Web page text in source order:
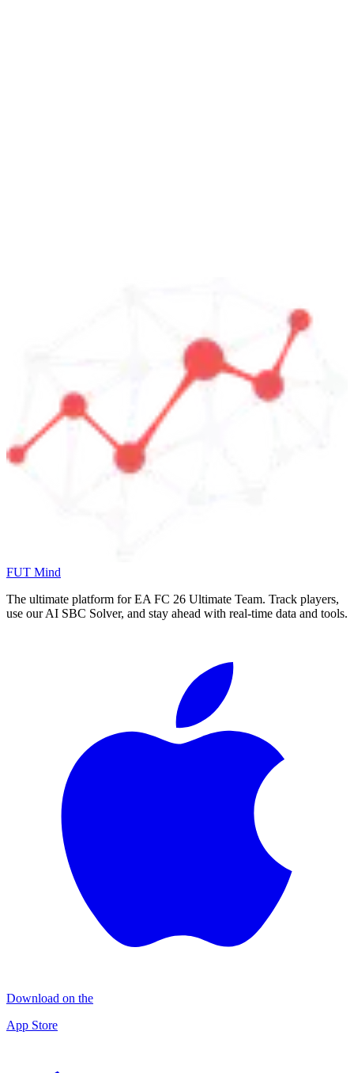
FUT Mind
The ultimate platform for EA FC 26 Ultimate Team. Track players,
use our AI SBC Solver, and stay ahead with real-time data and tools.
Download on the
App Store